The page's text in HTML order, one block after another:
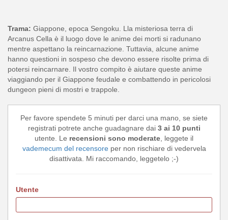
Trama: Giappone, epoca Sengoku. Lla misteriosa terra di
Arcanus Cella è il luogo dove le anime dei morti si radunano
mentre aspettano la reincarnazione. Tuttavia, alcune anime
hanno questioni in sospeso che devono essere risolte prima di
potersi reincarnare. Il vostro compito è aiutare queste anime
viaggiando per il Giappone feudale e combattendo in pericolosi
dungeon pieni di mostri e trappole.
Per favore spendete 5 minuti per darci una mano, se siete
registrati potrete anche guadagnare dai 3 ai 10 punti
utente. Le recensioni sono moderate , leggete il
vademecum del recensoreper non rischiare di vedervela
disattivata. Mi raccomando, leggetelo ;-)
Utente